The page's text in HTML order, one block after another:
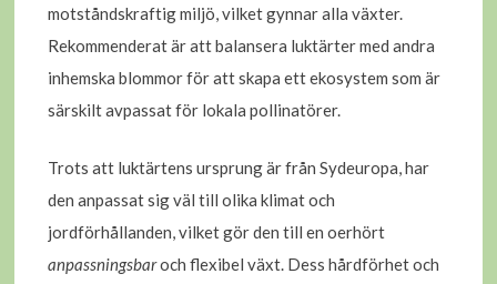
motståndskraftig miljö, vilket gynnar alla växter.
Rekommenderat är att balansera luktärter med andra
inhemska blommor för att skapa ett ekosystem som är
särskilt avpassat för lokala pollinatörer.
Trots att luktärtens ursprung är från Sydeuropa, har
den anpassat sig väl till olika klimat och
jordförhållanden, vilket gör den till en oerhört
anpassningsbaroch flexibel växt. Dess hårdförhet och